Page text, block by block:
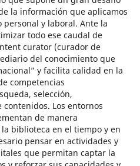
la información que aplicamos
y laboral. Ante la
todo ese caudal de
curator (curador de
del conocimiento que
y facilita calidad en la
competencias
selección,
Los entornos
de manera
biblioteca en el tiempo y en
pensar en actividades y
que permitan captar la